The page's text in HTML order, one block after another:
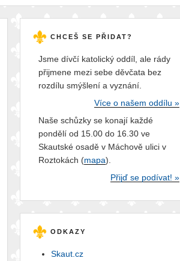
CHCEŠ SE PŘIDAT?
Jsme dívčí katolický oddíl, ale rády
přijmene mezi sebe děvčata bez
rozdílu smýšlení a vyznání.
Více o našem oddílu »
Naše schůzky se konají každé
pondělí od 15.00 do 16.30 ve
Skautské osadě v Máchově ulici v
Roztokách (mapa).
Přijď se podívat! »
ODKAZY
Skaut.cz